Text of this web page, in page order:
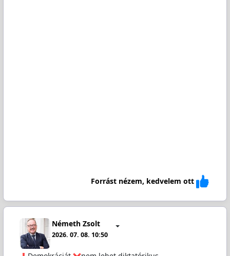
Forrást nézem, kedvelem ott
Németh Zsolt
2026. 07. 08. 10:50